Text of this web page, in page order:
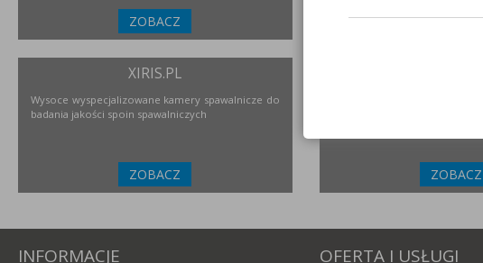
ZOBACZ ZOBACZ
XIRIS.PL
Wysoce wyspecjalizowane kamery spawalnicze do
badania jakości spoin spawalniczych
ZOBACZ ZOBACZ
INFORMACJE OFERTA I USŁUGI